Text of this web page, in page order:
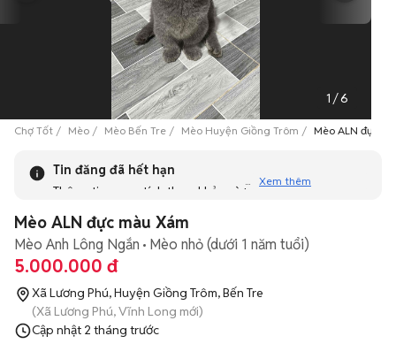
1 /6
Chợ Tốt Mèo Mèo Bến Tre Mèo Huyện Giồng Trôm Mèo ALN đực
Tin đăng đã hết hạn
Thông tin mang tính tham khảo và bạn không thể liên hệ
tương tự khác dưới đây nhé!
Xem thêm
Mèo ALN đực màu Xám
Mèo Anh Lông Ngắn Mèo nhỏ (dưới 1 năm tuổi)
5.000.000 đ
Xã Lương Phú, Huyện Giồng Trôm, Bến Tre
(Xã Lương Phú, Vĩnh Long mới)
Cập nhật 2 tháng trước